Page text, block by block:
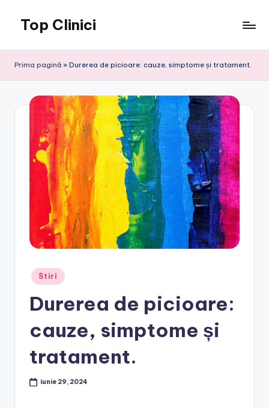
content
Top Clinici
Prima pagină » Durerea de picioare: cauze, simptome și tratament.
Posted
in
Stiri
Durerea de picioare:
cauze, simptome și
tratament.
iunie 29, 2024